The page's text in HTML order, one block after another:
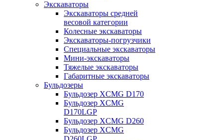
Экскаваторы
Экскаваторы средней
весовой категории
Колесные экскаваторы
Экскаваторы-погрузчики
Специальные экскаваторы
Мини-экскаваторы
Тяжелые экскаваторы
Габаритные экскаваторы
Бульдозеры
Бульдозер XCMG D170
Бульдозер XCMG
D170LGP
Бульдозер XCMG D260
Бульдозер XCMG